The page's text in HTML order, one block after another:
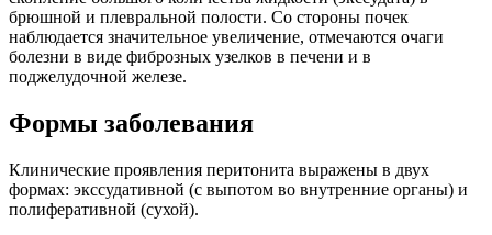
брюшной и плевральной полости. Со стороны почек
наблюдается значительное увеличение, отмечаются очаги
болезни в виде фиброзных узелков в печени и в
поджелудочной железе.
Формы заболевания
Клинические проявления перитонита выражены в двух
формах: экссудативной (с выпотом во внутренние органы) и
полиферативной (сухой).